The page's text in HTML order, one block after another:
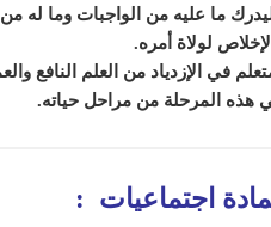
يدرك ما عليه من الواجبات وما له
لولاة أمره.
في الإزدياد من العلم النافع
هذه المرحلة من مراحل حياته.
اجتماعيات :